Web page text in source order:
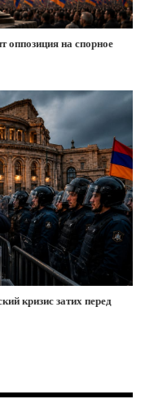
оппозиция на спорное
кризис затих перед